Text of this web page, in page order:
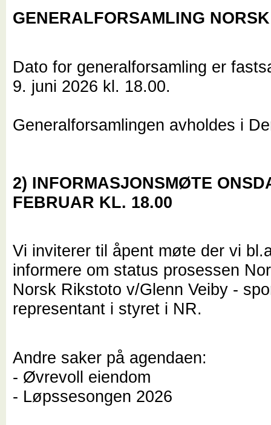
GENERALFORSAMLING
Dato for generalforsamling er
9. juni 2026 kl. 18.00.
Generalforsamlingen avholdes i
2) INFORMASJONSMØTE
FEBRUAR KL. 18.00
Vi inviterer til åpent møte der vi
informere om status prosessen
Norsk Rikstoto v/Glenn Veiby -
representant i styret i NR.
Andre saker på agendaen:
- Øvrevoll eiendom
- Løpssesongen 2026